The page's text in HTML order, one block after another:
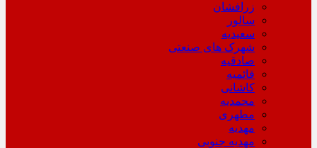
زرافشان
سالور
سعیدیه
شهرک های صنعتی
صادقیه
قائمیه
کاشانی
محمدیه
مطهری
مهدیه
مهدیه جنوبی